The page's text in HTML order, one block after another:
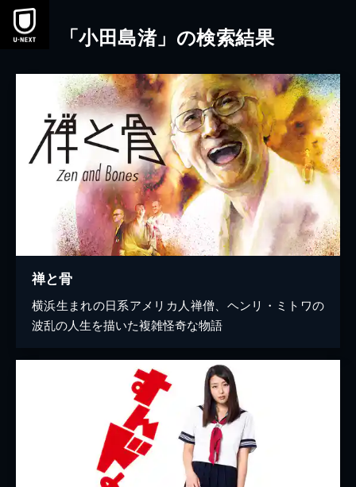
本文へスキップ
「小田島渚」の検索結果
禅と骨
横浜生まれの日系アメリカ人禅僧、ヘンリ・ミトワの
波乱の人生を描いた複雑怪奇な物語